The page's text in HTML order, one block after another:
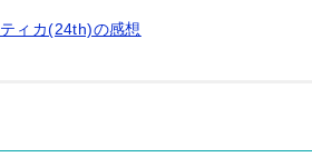
ィカ(24th)の感想